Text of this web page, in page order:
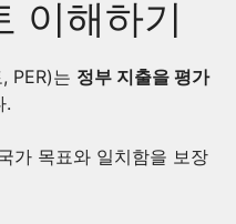
이해하기
PER)는 정부 지출을 평가
.
가 목표와 일치함을 보장